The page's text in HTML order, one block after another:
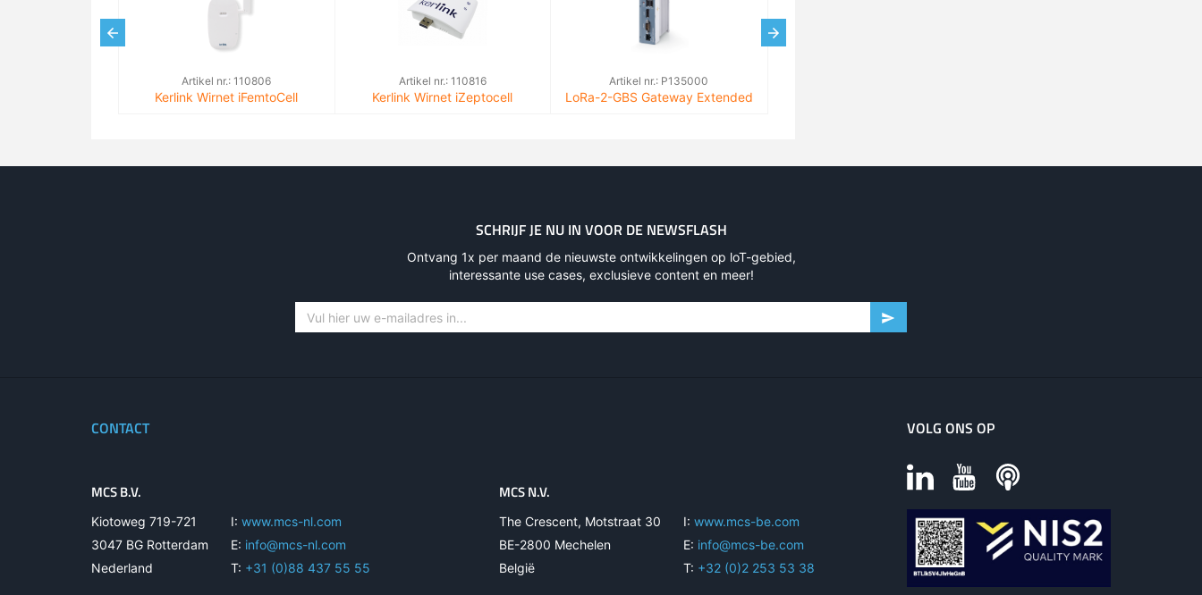
Artikel nr.: 110806
Kerlink Wirnet iFemtoCell
Artikel nr.: 110816
Kerlink Wirnet iZeptocell
Artikel nr.: P135000
LoRa-2-GBS Gateway Extended
MClimate DIN Mount Rail voor
16A Relays
SCHRIJF JE NU IN VOOR DE NEWSFLASH
Ontvang 1x per maand de nieuwste ontwikkelingen op loT-gebied,
interessante use cases, exclusieve content en meer!
CONTACT
MCS B.V.
Kiotoweg 719-721
3047 BG Rotterdam
Nederland
I: www.mcs-nl.com
E: info@mcs-nl.com
T: +31 (0)88 437 55 55
MCS N.V.
The Crescent, Motstraat 30
BE-2800 Mechelen
België
I: www.mcs-be.com
E: info@mcs-be.com
T: +32 (0)2 253 53 38
VOLG ONS OP